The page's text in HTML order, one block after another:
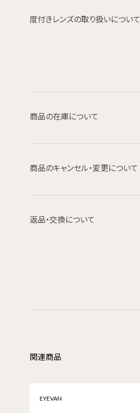
度付きレンズの取り扱いについて
商品の在庫について
商品のキャンセル・変更について
返品・交換について
関連商品
EYEVAN